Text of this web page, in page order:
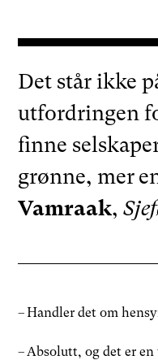
Det står ikke
utfordringen
finne
grønne, mer
Vamraak,
– Handler det om
– Absolutt, og det er